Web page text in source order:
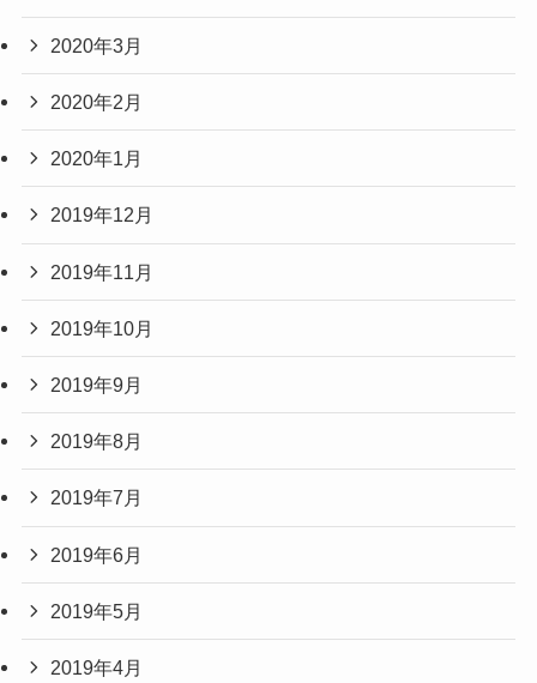
2020年3月
2020年2月
2020年1月
2019年12月
2019年11月
2019年10月
2019年9月
2019年8月
2019年7月
2019年6月
2019年5月
2019年4月